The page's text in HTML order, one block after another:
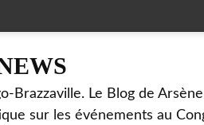
Brazzaville. Le Blog de
sur les événements au